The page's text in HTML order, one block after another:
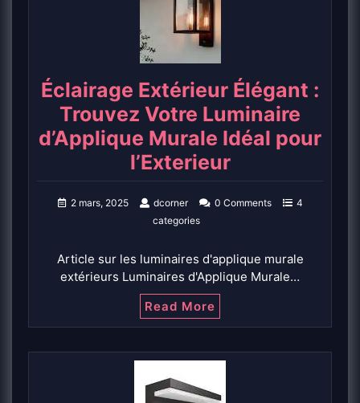
Éclairage Extérieur Élégant :
Trouvez Votre Luminaire
d’Applique Murale Idéal pour
l’Exterieur
2 mars, 2025 dcorner 0 Comments
4
categories
Article sur les luminaires d'applique murale
extérieurs Luminaires d'Applique Murale…
Read More